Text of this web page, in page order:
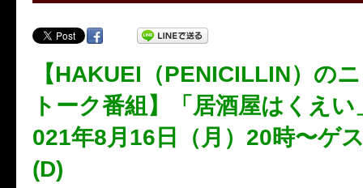
【HAKUEI（PENICILLIN）の
トーク番組】「居酒屋はくえ
021年8月16日（月）20時〜ゲ
(D)